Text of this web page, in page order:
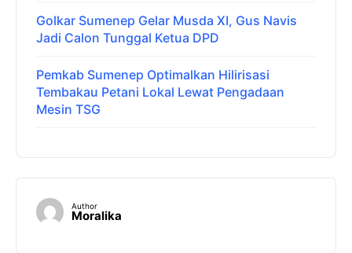
Golkar Sumenep Gelar Musda XI, Gus Navis
Jadi Calon Tunggal Ketua DPD
Pemkab Sumenep Optimalkan Hilirisasi
Tembakau Petani Lokal Lewat Pengadaan
Mesin TSG
Author
Moralika